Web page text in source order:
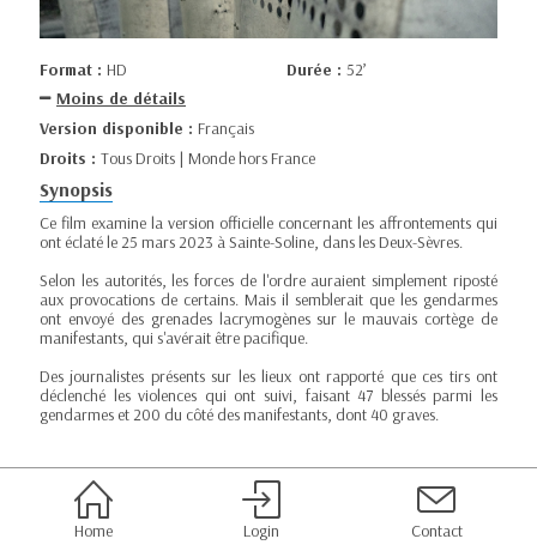
Format : HD Durée : 52’
Moins de détails
Version disponible : Français
Droits : Tous Droits | Monde hors France
Synopsis
Ce film examine la version officielle concernant les affrontements qui
ont éclaté le 25 mars 2023 à Sainte-Soline, dans les Deux-Sèvres.
Selon les autorités, les forces de l'ordre auraient simplement riposté
aux provocations de certains. Mais il semblerait que les gendarmes
ont envoyé des grenades lacrymogènes sur le mauvais cortège de
manifestants, qui s'avérait être pacifique.
Des journalistes présents sur les lieux ont rapporté que ces tirs ont
déclenché les violences qui ont suivi, faisant 47 blessés parmi les
gendarmes et 200 du côté des manifestants, dont 40 graves.
Home Login Contact